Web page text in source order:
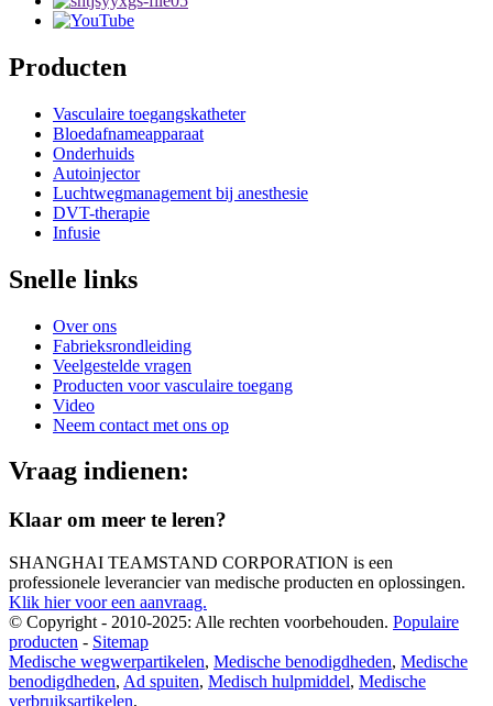
Producten
Vasculaire toegangskatheter
Bloedafnameapparaat
Onderhuids
Autoinjector
Luchtwegmanagement bij anesthesie
DVT-therapie
Infusie
Snelle links
Over ons
Fabrieksrondleiding
Veelgestelde vragen
Producten voor vasculaire toegang
Video
Neem contact met ons op
Vraag indienen:
Klaar om meer te leren?
SHANGHAI TEAMSTAND CORPORATION is een
professionele leverancier van medische producten en oplossingen.
Klik hier voor een aanvraag.
© Copyright - 2010-2025: Alle rechten voorbehouden. Populaire
producten - Sitemap
Medische wegwerpartikelen, Medische benodigdheden, Medische
benodigdheden, Ad spuiten, Medisch hulpmiddel, Medische
verbruiksartikelen,